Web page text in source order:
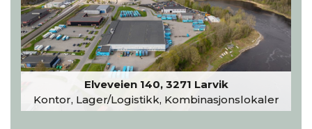
Elveveien 140, 3271 Larvik
Kontor, Lager/Logistikk, Kombinasjonslokaler